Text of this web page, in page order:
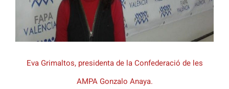
Eva Grimaltos, presidenta de la Confederació de les
AMPA Gonzalo Anaya.